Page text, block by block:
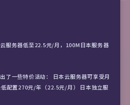
服务器低至22.5元/月，100M日本服务器
了一些特价活动： 日本云服务器可享受月
配置270元/年（22.5元/月） 日本独立服